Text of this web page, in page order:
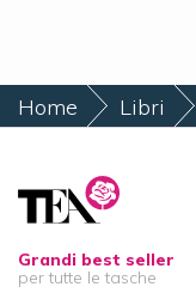
Home Libri
Grandi best seller
per tutte le tasche